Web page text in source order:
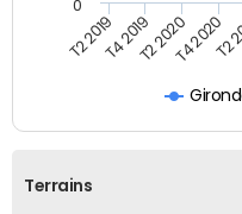
T2 2019T4 2019T2 2020T4 2020
T2
0
Terrains